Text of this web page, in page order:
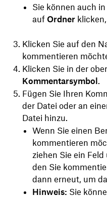
Sie können auch
auf Ordnerklicken,
Klicken Sie auf den
kommentieren
Klicken Sie in der
Kommentarsymbol.
Fügen Sie Ihren
der Datei oder an
Datei hinzu.
Wenn Sie einen
kommentieren
ziehen Sie ein
den Sie
dann erneut, um
Hinweis: Sie